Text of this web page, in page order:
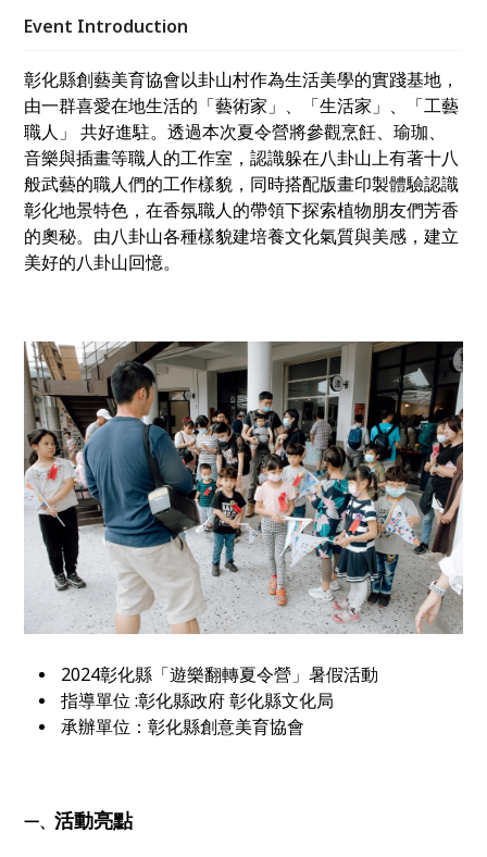
的童年回憶。
Event Introduction
彰化縣創藝美育協會以卦山村作為生活美學的實踐基地，
由一群喜愛在地生活的「藝術家」、「生活家」、「工藝
職人」 共好進駐。透過本次夏令營將參觀烹飪、瑜珈、
音樂與插畫等職人的工作室，認識躲在八卦山上有著十八
般武藝的職人們的工作樣貌，同時搭配版畫印製體驗認識
彰化地景特色，在香氛職人的帶領下探索植物朋友們芳香
的奧秘。由八卦山各種樣貌建培養文化氣質與美感，建立
美好的八卦山回憶。
2024彰化縣「遊樂翻轉夏令營」暑假活動
指導單位 :彰化縣政府 彰化縣文化局
承辦單位：彰化縣創意美育協會
一、活動亮點